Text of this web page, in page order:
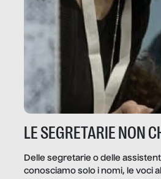
LE SEGRETARIE NON
Delle segretarie o delle
conosciamo solo i nomi, le voci